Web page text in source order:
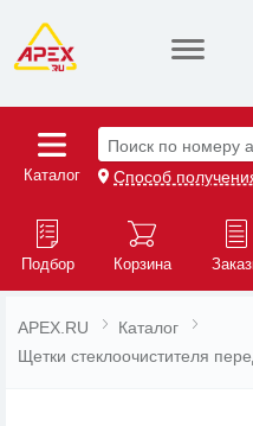
Каталог
Поиск по номеру
Способ
Подбор Корзина
APEX.RU
Каталог
Щетки стеклоочистителя